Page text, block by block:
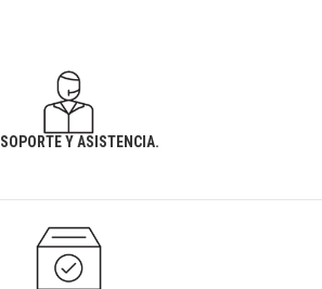
SOPORTE Y ASISTENCIA.